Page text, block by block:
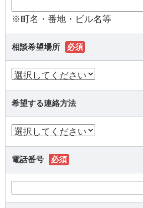
※町名・番地・ビル名等
相談希望場所 必須
希望する連絡方法
電話番号 必須